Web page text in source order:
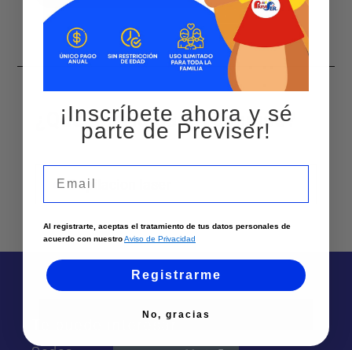
¿Qué servicios ofrecemos?
Depilacion laser
Te puede interesar
¡Inscríbete ahora y sé
parte de Previser!
Al registrarte, aceptas el tratamiento de tus datos personales de
acuerdo con nuestroAviso de Privacidad
Registrarme
No, gracias